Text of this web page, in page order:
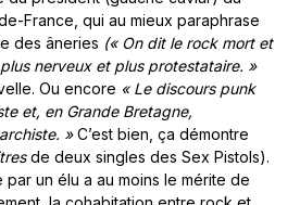
France, qui au mieux paraphrase
des âneries (« On dit le rock mort et
nerveux et plus protestataire. »
Ou encore « Le discours punk
et, en Grande Bretagne,
»C’est bien, ça démontre
de deux singles des Sex Pistols).
un élu a au moins le mérite de